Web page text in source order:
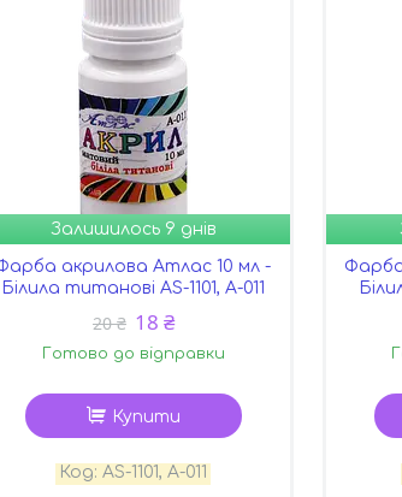
Залишилось 9 днів
акрилова Атлас 10 мл -
Білила титанові AS-1101, А-011
20 ₴ 18 ₴
Готово до відправки
Купити
AS-1101, А-011